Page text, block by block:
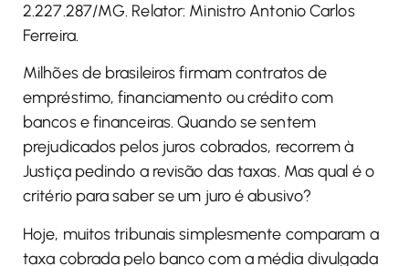
2.227.287/MG. Relator: Ministro Antonio Carlos
Ferreira.
Milhões de brasileiros firmam contratos de
empréstimo, financiamento ou crédito com
bancos e financeiras. Quando se sentem
prejudicados pelos juros cobrados, recorrem à
Justiça pedindo a revisão das taxas. Mas qual é o
critério para saber se um juro é abusivo?
Hoje, muitos tribunais simplesmente comparam a
taxa cobrada pelo banco com a média divulgada